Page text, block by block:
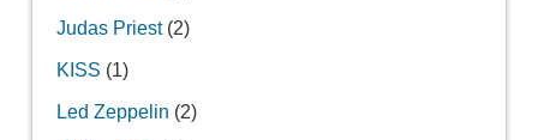
Judas Priest(2)
KISS (1)
Led Zeppelin (2)